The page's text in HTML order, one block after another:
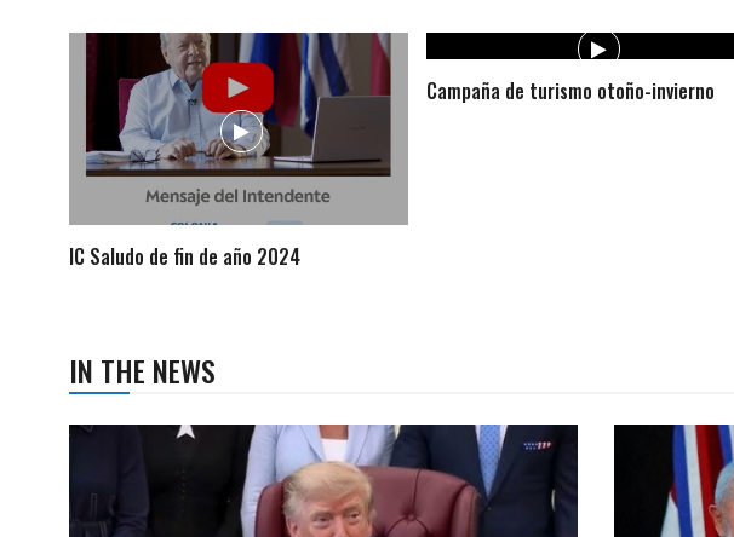
IC Saludo de fin de año 2024
Campaña de turismo otoño-invierno
IN THE NEWS